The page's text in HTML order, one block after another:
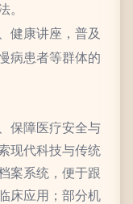
。
健康讲座，普及
病患者等群体的
保障医疗安全与
现代科技与传统
案系统，便于跟
床应用；部分机